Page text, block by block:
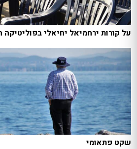
על קורות ירחמיאל יחיאלי
שקט פתאומי